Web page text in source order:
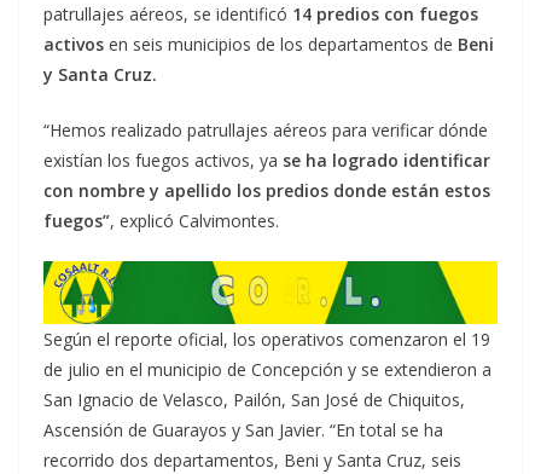
patrullajes aéreos, se identificó 14 predios con fuegos
activos en seis municipios de los departamentos de Beni
y Santa Cruz.
“Hemos realizado patrullajes aéreos para verificar dónde
existían los fuegos activos, ya se ha logrado identificar
con nombre y apellido los predios donde están estos
fuegos”, explicó Calvimontes.
Según el reporte oficial, los operativos comenzaron el 19
de julio en el municipio de Concepción y se extendieron a
San Ignacio de Velasco, Pailón, San José de Chiquitos,
Ascensión de Guarayos y San Javier. “En total se ha
recorrido dos departamentos, Beni y Santa Cruz, seis